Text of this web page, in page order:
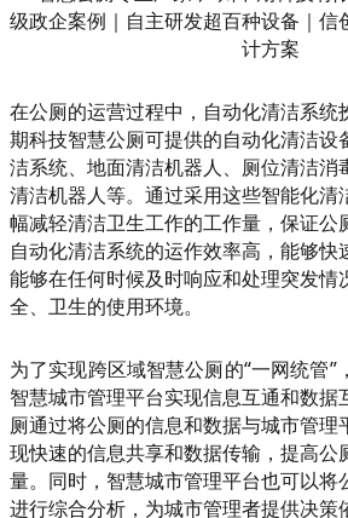
在公厕的运营过程中，自动化清洁系统
期科技智慧公厕可提供的自动化清洁设
洁系统、地面清洁机器人、厕位清洁消
清洁机器人等。通过采用这些智能化清
幅减轻清洁卫生工作的工作量，保证公
自动化清洁系统的运作效率高，能够快
能够在任何时候及时响应和处理突发情
全、卫生的使用环境。
为了实现跨区域智慧公厕的“一网统管
智慧城市管理平台实现信息互通和数据
厕通过将公厕的信息和数据与城市管理
现快速的信息共享和数据传输，提高公
量。同时，智慧城市管理平台也可以将
进行综合分析，为城市管理者提供决策